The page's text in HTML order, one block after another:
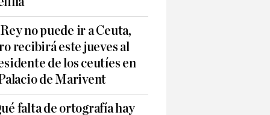
no puede ir a Ceuta,
recibirá este jueves al
de los ceutíes en
de Marivent
falta de ortografía hay